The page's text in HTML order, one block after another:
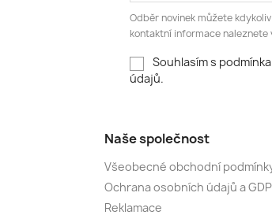
Odběr novinek můžete
kontaktní informace naleznete
Souhlasím s
údajů.
Naše společnost
Všeobecné obchodní
Ochrana osobních údajů a
Reklamace